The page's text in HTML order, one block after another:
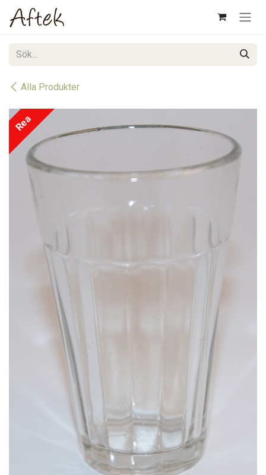
Hoppa till innehåll
Alla Produkter
Rea